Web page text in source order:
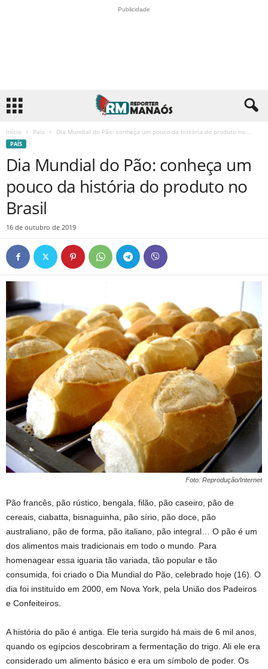
Publicidade
Início País Dia Mundial do Pão: conheça um pouco da história do produto no...
PAÍS
Dia Mundial do Pão: conheça um
pouco da história do produto no
Brasil
16 de outubro de 2019
Foto: Reprodução/Internet
Pão francês, pão rústico, bengala, filão, pão caseiro, pão de
cereais, ciabatta, bisnaguinha, pão sírio, pão doce, pão
australiano, pão de forma, pão italiano, pão integral… O pão é um
dos alimentos mais tradicionais em todo o mundo. Para
homenagear essa iguaria tão variada, tão popular e tão
consumida, foi criado o Dia Mundial do Pão, celebrado hoje (16). O
dia foi instituído em 2000, em Nova York, pela União dos Padeiros
e Confeiteiros.
A história do pão é antiga. Ele teria surgido há mais de 6 mil anos,
quando os egípcios descobriram a fermentação do trigo. Ali ele era
considerado um alimento básico e era um símbolo de poder. Os